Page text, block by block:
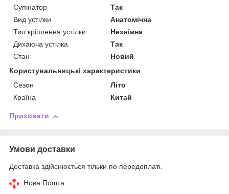
Супінатор
Так
Вид устілки
Анатомічна
Тип кріплення устілки
Незнімна
Дихаюча устілка
Так
Стан
Новий
Користувальницькі характеристики
Сезон
Літо
Країна
Китай
Приховати
Умови доставки
Доставка здійснюється тільки по передоплаті.
Нова Пошта